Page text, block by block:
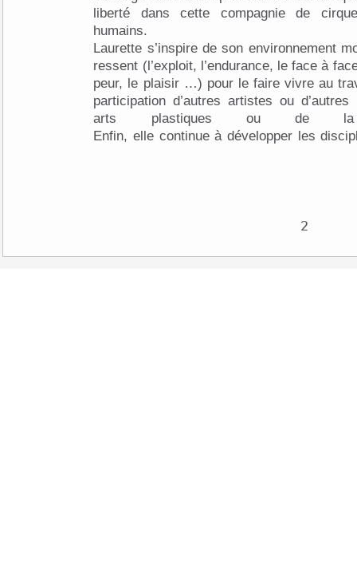
liberté dans cette compagnie de
humains.
Laurette s’inspire de son environnement
ressent (l’exploit, l’endurance, le face à
peur, le plaisir …) pour le faire vivre au
participation d’autres artistes ou
arts plastiques ou de la
Enfin, elle continue à développer les